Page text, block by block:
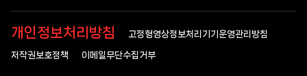
인스
블로그
페이스북
개인정보처리방침 고정형영상정보처리기기운영관리방침
저작권보호정책 이메일무단수집거부